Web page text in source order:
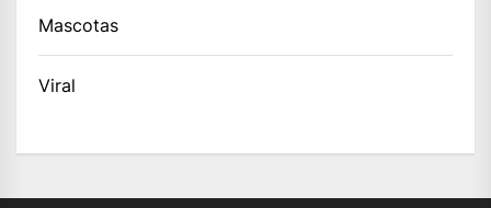
Mascotas
Viral